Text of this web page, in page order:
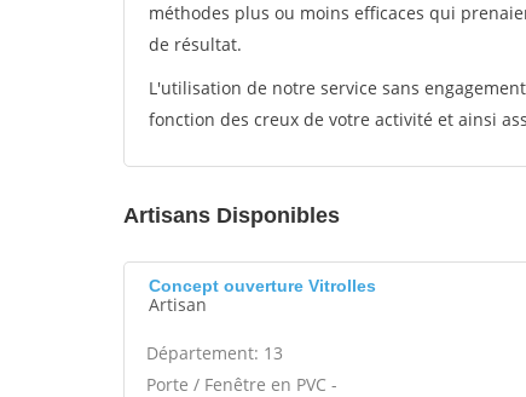
méthodes plus ou moins efficaces qui
de résultat.
L'utilisation de notre service sans
fonction des creux de votre activité et ainsi
Artisans Disponibles
Concept ouverture Vitrolles
Artisan
Département: 13
Porte / Fenêtre en PVC -